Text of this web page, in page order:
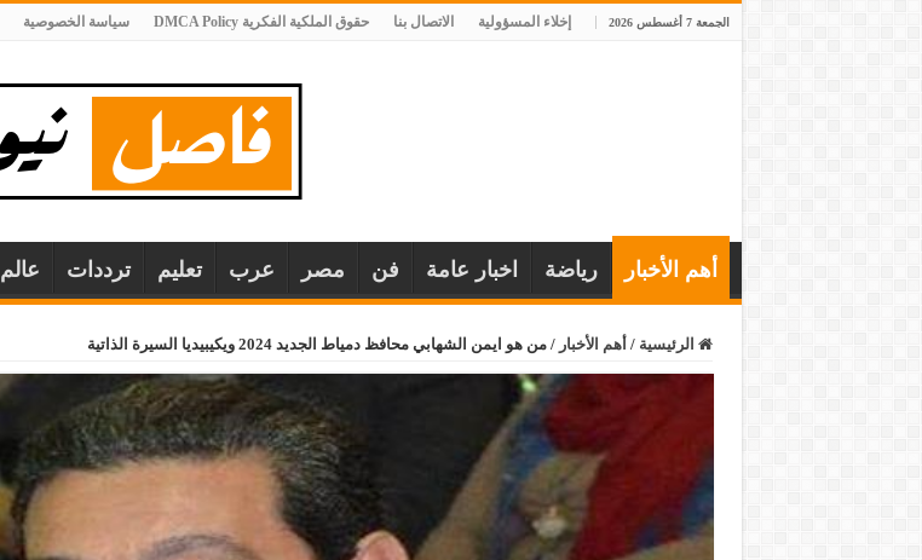
الجمعة 7 أغسطس 2026 إخلاء المسؤولية الاتصال بنا حقوق الملكية الفكرية DMCA Policy سياسة الخصوصية
أهم الأخبار رياضة اخبار عامة فن مصر عرب تعليم ترددات عالم
الرئيسية / أهم الأخبار / من هو ايمن الشهابي محافظ دمياط الجديد 2024 ويكيبيديا السيرة الذاتية